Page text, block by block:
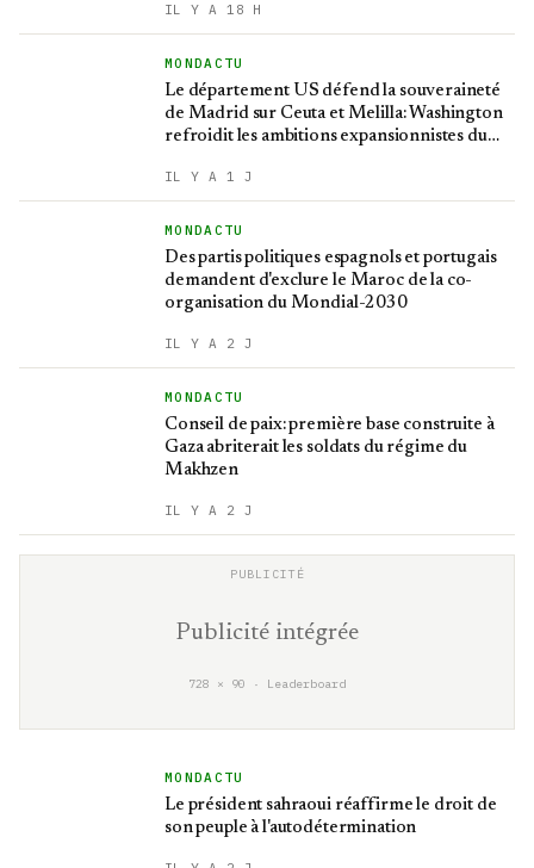
IL Y A 18 H
MONDACTU
Le département US défend la souveraineté
de Madrid sur Ceuta et Melilla: Washington
refroidit les ambitions expansionnistes du
IL Y A 1 J
MONDACTU
Des partis politiques espagnols et portugais
demandent d'exclure le Maroc de la co-
organisation du Mondial-2030
IL Y A 2 J
MONDACTU
Conseil de paix: première base construite à
Gaza abriterait les soldats du régime du
Makhzen
IL Y A 2 J
Publicité intégrée
728 × 90 · Leaderboard
MONDACTU
Le président sahraoui réaffirme le droit de
son peuple à l'autodétermination